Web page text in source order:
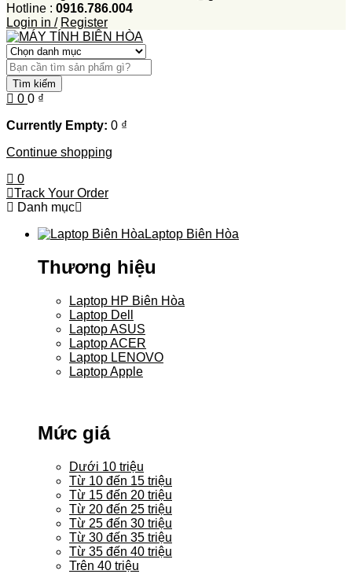
Hotline : 0916.786.004
Login in / Register
Tìm kiếm
0 0 ₫
Currently Empty: 0 ₫
Continue shopping
0
Track Your Order
Danh mục
Laptop Biên Hòa
Thương hiệu
Laptop HP Biên Hòa
Laptop Dell
Laptop ASUS
Laptop ACER
Laptop LENOVO
Laptop Apple
Mức giá
Dưới 10 triệu
Từ 10 đến 15 triệu
Từ 15 đến 20 triệu
Từ 20 đến 25 triệu
Từ 25 đến 30 triệu
Từ 30 đến 35 triệu
Từ 35 đến 40 triệu
Trên 40 triệu